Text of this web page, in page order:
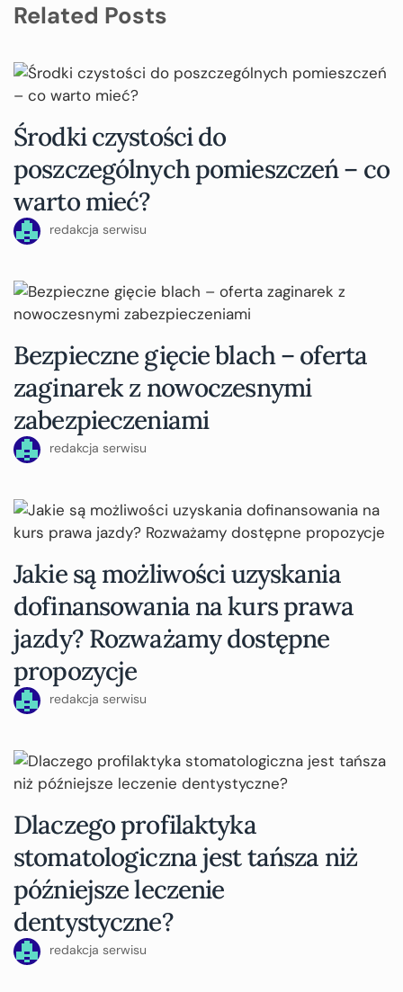
Related Posts
Środki czystości do
poszczególnych pomieszczeń – co
warto mieć?
redakcja serwisu
Bezpieczne gięcie blach – oferta
zaginarek z nowoczesnymi
zabezpieczeniami
redakcja serwisu
Jakie są możliwości uzyskania
dofinansowania na kurs prawa
jazdy? Rozważamy dostępne
propozycje
redakcja serwisu
Dlaczego profilaktyka
stomatologiczna jest tańsza niż
późniejsze leczenie
dentystyczne?
redakcja serwisu